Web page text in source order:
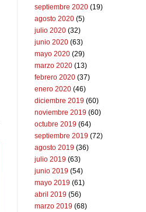
septiembre 2020 (19)
agosto 2020 (5)
julio 2020 (32)
junio 2020 (63)
mayo 2020 (29)
marzo 2020 (13)
febrero 2020 (37)
enero 2020 (46)
diciembre 2019 (60)
noviembre 2019 (60)
octubre 2019 (64)
septiembre 2019 (72)
agosto 2019 (36)
julio 2019 (63)
junio 2019 (54)
mayo 2019 (61)
abril 2019 (56)
marzo 2019 (68)